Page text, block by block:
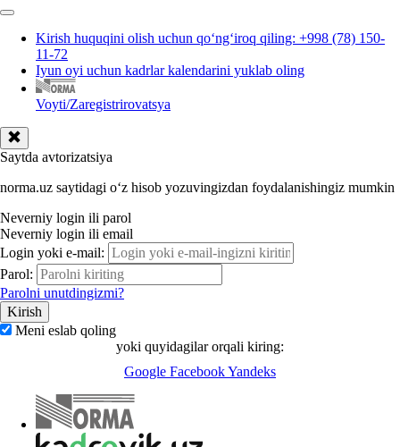
Kirish huquqini olish uchun qoʻngʻiroq qiling: +998 (78) 150-
11-72
Iyun oyi uchun kadrlar kalendarini yuklab oling
Voyti/Zaregistrirovatsya
Saytda avtorizatsiya
norma.uz saytidagi oʻz hisob yozuvingizdan foydalanishingiz mumkin
Neverniy login ili parol
Neverniy login ili email
Login yoki e-mail:
Parol:
Parolni unutdingizmi?
Meni eslab qoling
yoki quyidagilar orqali kiring:
Google FacebookYandeks